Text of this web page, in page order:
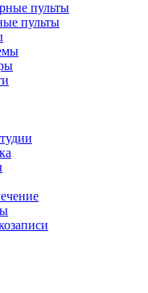
пульты
пульты